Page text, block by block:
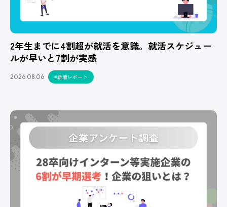
2年生までに4割超が就活を意識。就活スケジュー
ルが早いと7割が実感
2026.08.06 #新着レポート